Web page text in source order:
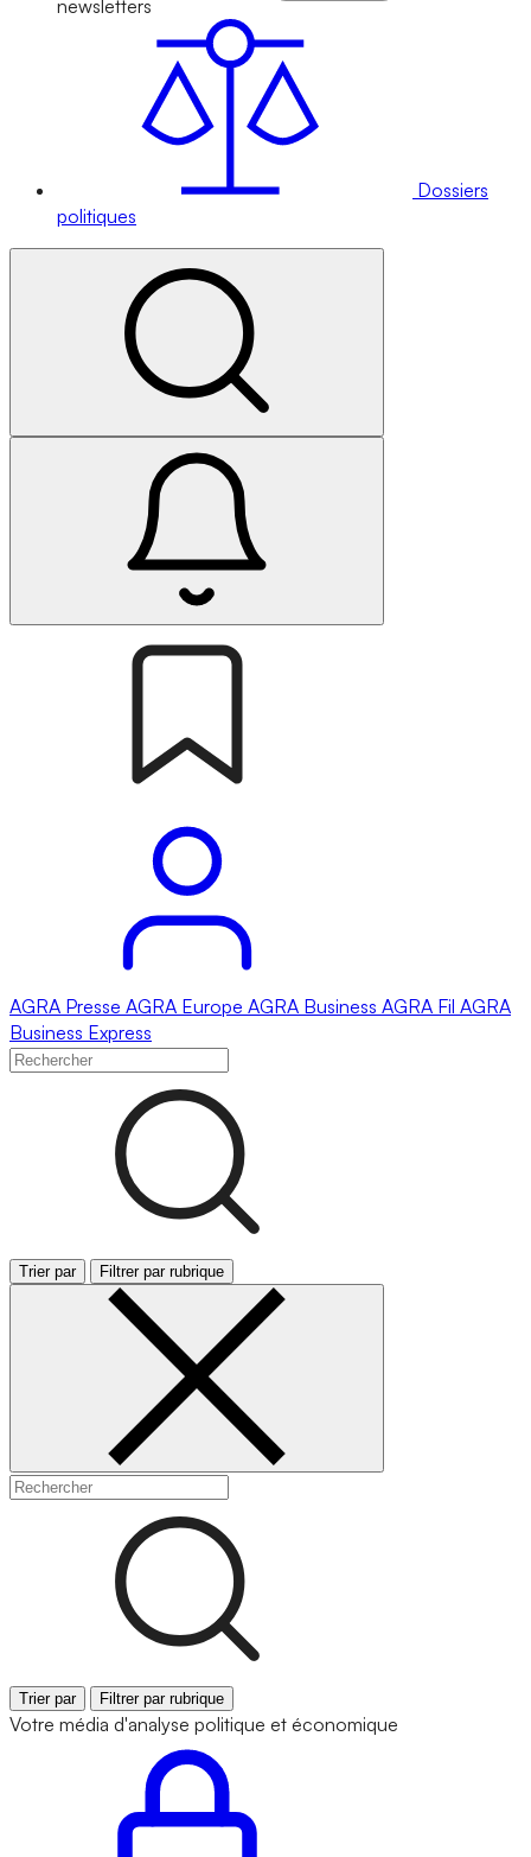
newsletters
Dossiers
politiques
AGRA Presse AGRA Europe AGRA Business AGRA Fil AGRA
Business Express
Trier par Filtrer par rubrique
Trier par Filtrer par rubrique
Votre média d'analyse politique et économique